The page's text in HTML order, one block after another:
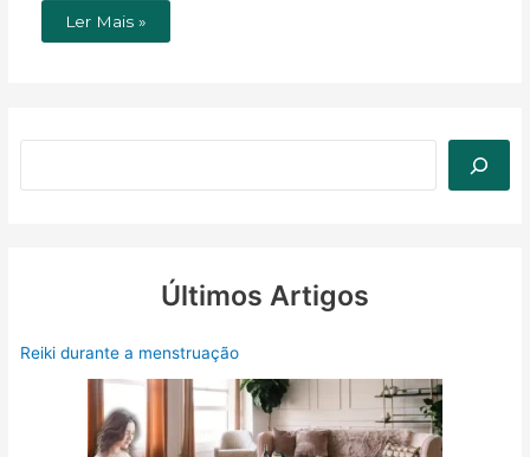
Ler Mais »
Últimos Artigos
Reiki durante a menstruação